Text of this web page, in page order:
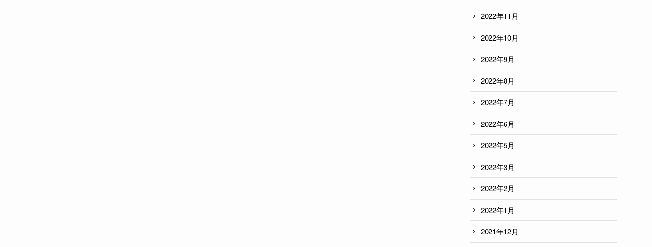
2022年11月
2022年10月
2022年9月
2022年8月
2022年7月
2022年6月
2022年5月
2022年3月
2022年2月
2022年1月
2021年12月